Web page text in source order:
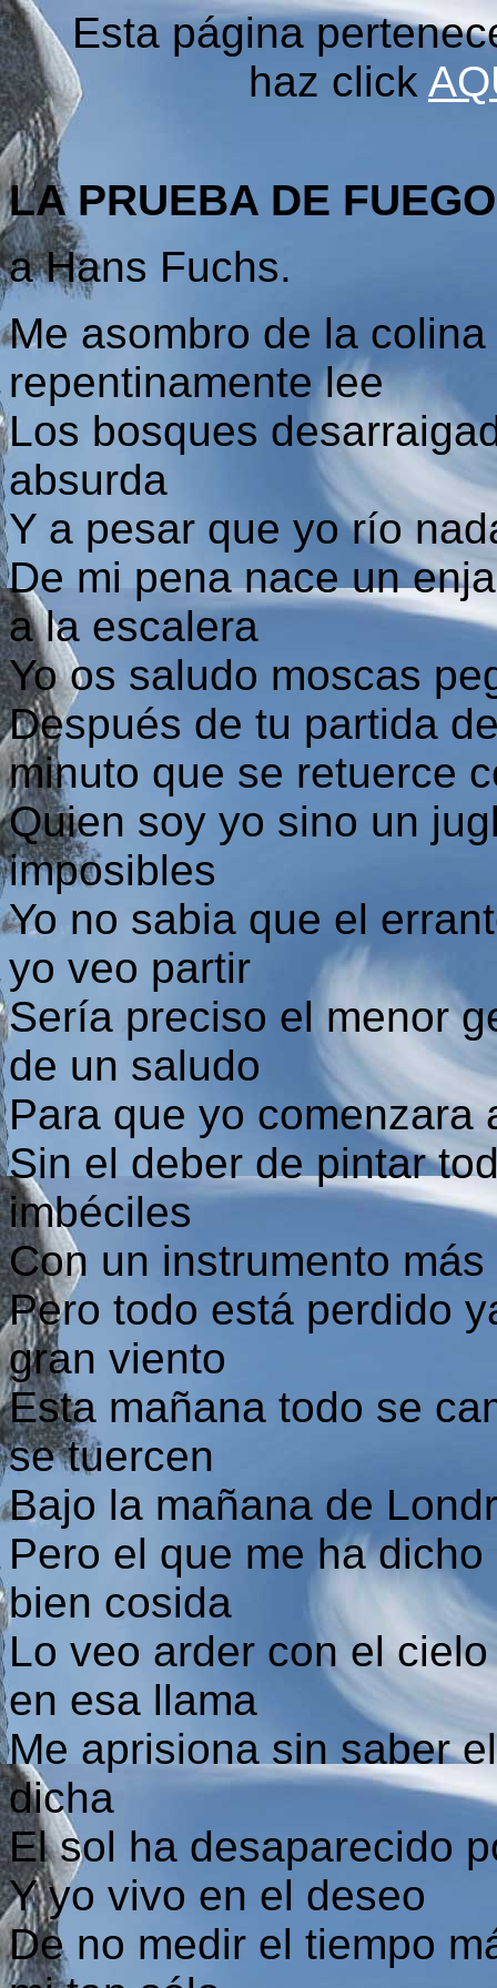
Esta página
haz click
LA PRUEBA DE FUEGO
a Hans Fuchs.
Me asombro de la
repentinamente lee
Los bosques
absurda
Y a pesar que yo río
De mi pena nace un
a la escalera
Yo os saludo moscas
Después de tu partida
minuto que se retuerce
Quien soy yo sino un
imposibles
Yo no sabia que el
yo veo partir
Sería preciso el menor
de un saludo
Para que yo comenzara
Sin el deber de pintar
imbéciles
Con un instrumento
Pero todo está perdido
gran viento
Esta mañana todo se
se tuercen
Bajo la mañana de
Pero el que me ha
bien cosida
Lo veo arder con el
en esa llama
Me aprisiona sin saber
dicha
El sol ha desaparecido
Y yo vivo en el deseo
De no medir el tiempo